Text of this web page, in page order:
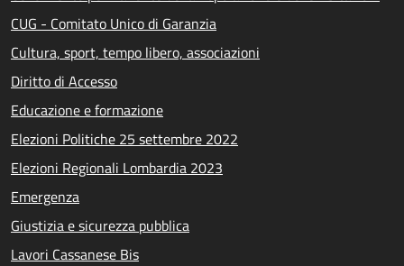
CUG - Comitato Unico di Garanzia
Cultura, sport, tempo libero, associazioni
Diritto di Accesso
Educazione e formazione
Elezioni Politiche 25 settembre 2022
Elezioni Regionali Lombardia 2023
Emergenza
Giustizia e sicurezza pubblica
Lavori Cassanese Bis